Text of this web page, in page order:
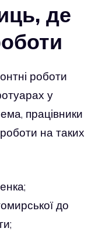
де
роботи
у
працівники
на таких
до